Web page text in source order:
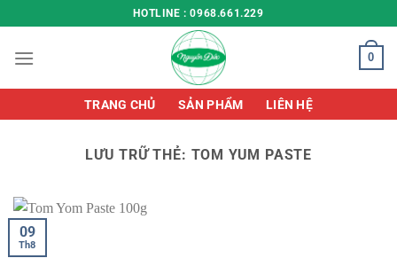
đến
nội
HOTLINE : 0968.661.229
0
TRANG CHỦ SẢN PHẨM LIÊN HỆ
LƯU TRỮ THẺ: TOM YUM PASTE
09
Th8